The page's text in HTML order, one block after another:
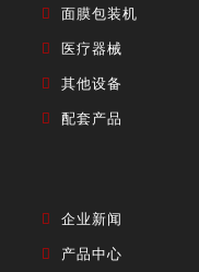
面膜包装机
医疗器械
其他设备
配套产品
企业新闻
产品中心